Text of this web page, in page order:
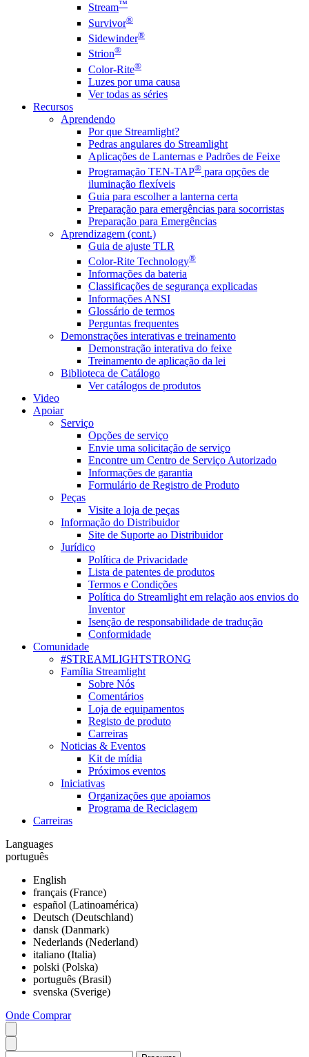
Stream™
Survivor®
Sidewinder®
Strion®
Color-Rite®
Luzes por uma causa
Ver todas as séries
Recursos
Aprendendo
Por que Streamlight?
Pedras angulares do Streamlight
Aplicações de Lanternas e Padrões de Feixe
Programação TEN-TAP® para opções de
iluminação flexíveis
Guia para escolher a lanterna certa
Preparação para emergências para socorristas
Preparação para Emergências
Aprendizagem (cont.)
Guia de ajuste TLR
Color-Rite Technology®
Informações da bateria
Classificações de segurança explicadas
Informações ANSI
Glossário de termos
Perguntas frequentes
Demonstrações interativas e treinamento
Demonstração interativa do feixe
Treinamento de aplicação da lei
Biblioteca de Catálogo
Ver catálogos de produtos
Video
Apoiar
Serviço
Opções de serviço
Envie uma solicitação de serviço
Encontre um Centro de Serviço Autorizado
Informações de garantia
Formulário de Registro de Produto
Peças
Visite a loja de peças
Informação do Distribuidor
Site de Suporte ao Distribuidor
Jurídico
Política de Privacidade
Lista de patentes de produtos
Termos e Condições
Política do Streamlight em relação aos envios do
Inventor
Isenção de responsabilidade de tradução
Conformidade
Comunidade
#STREAMLIGHTSTRONG
Família Streamlight
Sobre Nós
Comentários
Loja de equipamentos
Registo de produto
Carreiras
Noticias & Eventos
Kit de mídia
Próximos eventos
Iniciativas
Organizações que apoiamos
Programa de Reciclagem
Carreiras
Languages
português
English
français (France)
español (Latinoamérica)
Deutsch (Deutschland)
dansk (Danmark)
Nederlands (Nederland)
italiano (Italia)
polski (Polska)
português (Brasil)
svenska (Sverige)
Onde Comprar